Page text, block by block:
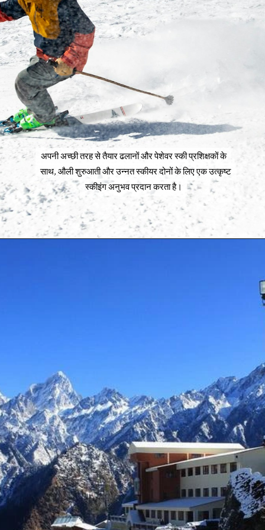
अपनी अच्छी तरह से तैयार ढलानों और पेशेवर स्की प्रशिक्षकों के
साथ, औली शुरुआती और उन्नत स्कीयर दोनों के लिए एक उत्कृष्ट
स्कीइंग अनुभव प्रदान करता है।
अपनी अच्छी तरह से तैयार ढलानों और पेशेवर स्की प्रशिक्षकों के
साथ, औली शुरुआती और उन्नत स्कीयर दोनों के लिए एक उत्कृष्ट
स्कीइंग अनुभव प्रदान करता है।